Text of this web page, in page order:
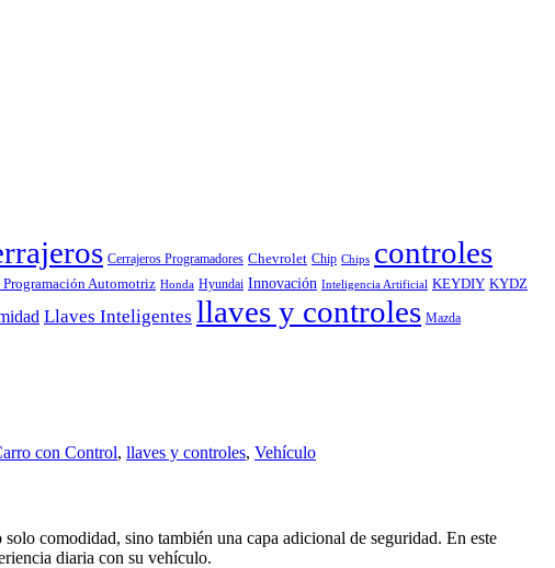
Cerrajeros Programadores Chevrolet Chip Chips controles
Programación Automotriz Honda Hyundai Innovación Inteligencia Artificial KEYDIY KYDZ
Llaves Inteligentes llaves y controles Mazda
con Control, llaves y controles, Vehículo
comodidad, sino también una capa adicional de seguridad. En este
diaria con su vehículo.